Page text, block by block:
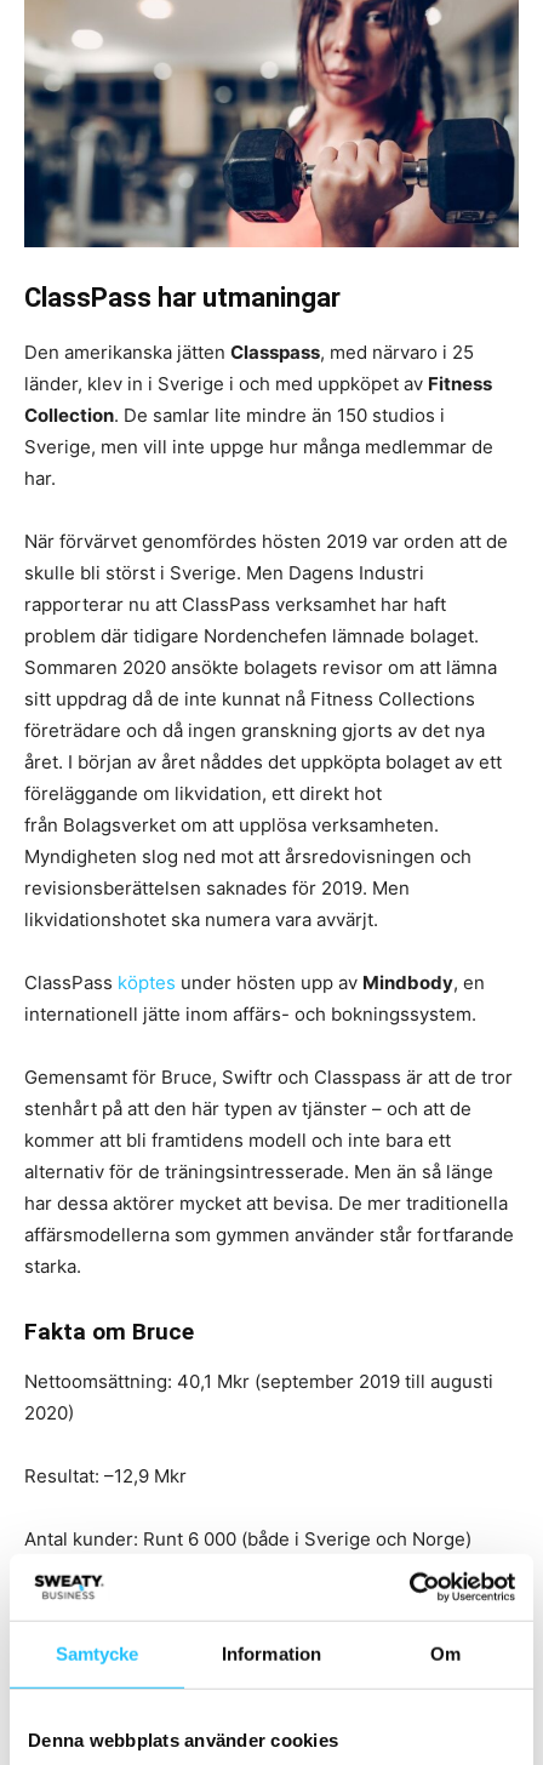
Samtycke Information Om
Denna webbplats använder cookies
ClassPass har utmaningar
Den amerikanska jätten Classpass, med närvaro i 25
länder, klev in i Sverige i och med uppköpet av Fitness
Collection. De samlar lite mindre än 150 studios i
Sverige, men vill inte uppge hur många medlemmar de
har.
När förvärvet genomfördes hösten 2019 var orden att de
skulle bli störst i Sverige. Men Dagens Industri
rapporterar nu att ClassPass verksamhet har haft
problem där tidigare Nordenchefen lämnade bolaget.
Sommaren 2020 ansökte bolagets revisor om att lämna
sitt uppdrag då de inte kunnat nå Fitness Collections
företrädare och då ingen granskning gjorts av det nya
året. I början av året nåddes det uppköpta bolaget av ett
föreläggande om likvidation, ett direkt hot
från Bolagsverket om att upplösa verksamheten.
Myndigheten slog ned mot att årsredovisningen och
revisionsberättelsen saknades för 2019. Men
likvidationshotet ska numera vara avvärjt.
ClassPass köptes under hösten upp av Mindbody, en
internationell jätte inom affärs- och bokningssystem.
Gemensamt för Bruce, Swiftr och Classpass är att de tror
stenhårt på att den här typen av tjänster – och att de
kommer att bli framtidens modell och inte bara ett
alternativ för de träningsintresserade. Men än så länge
har dessa aktörer mycket att bevisa. De mer traditionella
affärsmodellerna som gymmen använder står fortfarande
starka.
Fakta om Bruce
Nettoomsättning: 40,1 Mkr (september 2019 till augusti
2020)
Resultat: –12,9 Mkr
Antal kunder: Runt 6 000 (både i Sverige och Norge)
Antal studios: Över 600 (både i Sverige och Norge)
Fakta om Swiftr